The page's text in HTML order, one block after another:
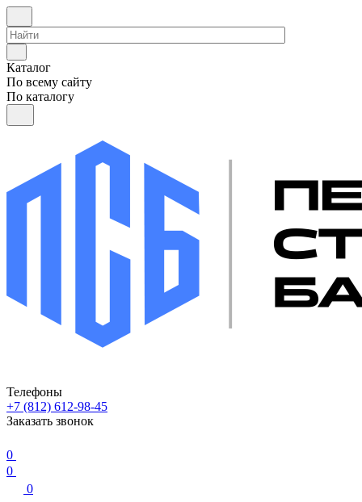
Каталог
По всему сайту
По каталогу
Телефоны
+7 (812) 612-98-45
Заказать звонок
0
0
0